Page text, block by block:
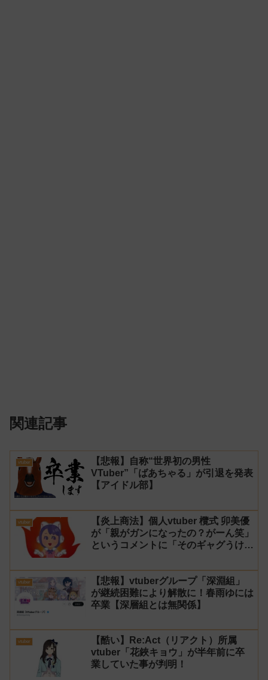
関連記事
vtuber
【悲報】自称“世界初の男性
VTuber”「ばあちゃる」が引退を発表
【アイドル部】
vtuber
【炎上商法】個人vtuber 欖式 卯美優
が「親がガンになったの？がーん笑」
というコメントに「そのギャグうけ
はオススメしないと投稿し叩かれる
vtuber
【悲報】vtuberグループ「深淵組」
が継続困難により解散に！春雨ゆには
卒業【深層組とは無関係】
vtuber
【酷い】Re:Act（リアクト）所属
vtuber「花鋏キョウ」が半年前に卒
業していた事が判明！